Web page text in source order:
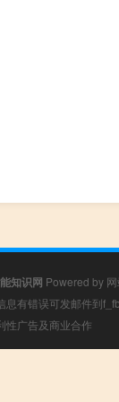
知识网 Powered by
息有错误可发邮件到
性广告及商业合作